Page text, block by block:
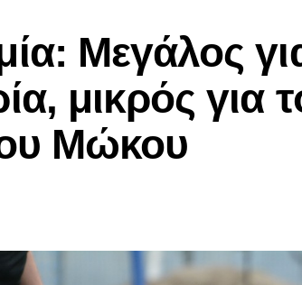
Μεγάλος
μικρός για
Μώκου